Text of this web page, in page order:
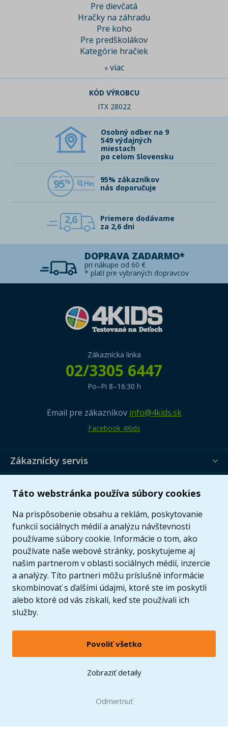
Táto webstránka používa súbory cookies
Na prispôsobenie obsahu a reklám, poskytovanie
funkcií sociálnych médií a analýzu návštevnosti
používame súbory cookie. Informácie o tom, ako
používate naše webové stránky, poskytujeme aj
našim partnerom v oblasti sociálnych médií, inzercie
a analýzy. Títo partneri môžu príslušné informácie
skombinovať s ďalšími údajmi, ktoré ste im poskytli
alebo ktoré od vás získali, keď ste používali ich
služby.
Povoliť všetko
Zobraziť detaily
Odmietnuť
Pre dievčatá
Hračky na záhradu
Pre koho
Pre predškolákov
Kategórie hračiek
» viac
KÓD VÝROBCU
ITX 28022
Osobný odber na 9
549 výdajných
miestach
po celom Slovensku
95
95% zákazníkov
nás doporučuje
2,6
Priemere dodávame
za 2,6 dni
DOPRAVA ZADARMO*
pri nákupe od 60 €
* platí pre vybraných dopravcov
Zákaznícka linka
02/3305 6447
Po–Pi 8–16:30 h
Email pre zákazníkov info@4kids.sk
Facebook 4Kids
Zákaznícky servis
© 2005 - 2026 Copyright 4kids.sk
LEGO, logo LEGO a minifigúrka sú ochrannými známkami spoločnosti LEGO Group. ©
2024 The LEGO Group.
Zobraziť verziu pre desktop
Doprava zadarmopri nákupe od